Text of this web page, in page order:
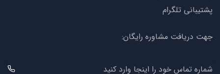
پشتیبانی تلگرام
جهت دریافت مشاوره رایگان:
شماره تماس خود را اینجا وارد کنید